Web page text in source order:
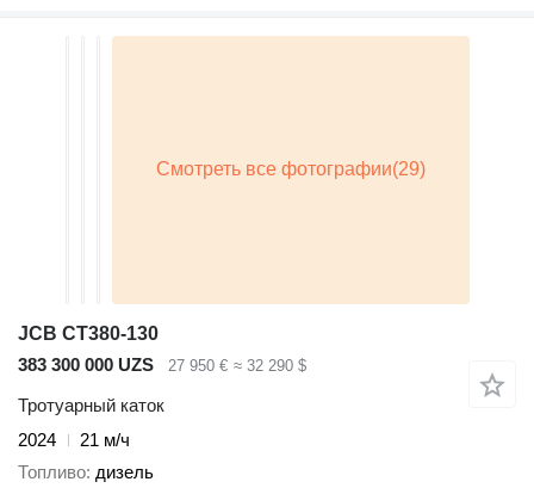
JCB CT380-130
383 300 000 UZS
27 950 € ≈ 32 290 $
Тротуарный каток
2024
21 м/ч
Топливо дизель